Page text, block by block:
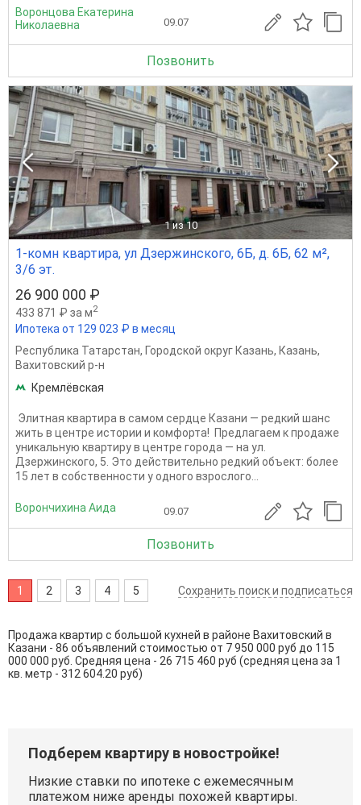
Воронцова Екатерина
Николаевна
09.07
Позвонить
1 из 10
1-комн квартира, ул Дзержинского, 6Б, д. 6Б, 62 м²,
3/6 эт.
26 900 000 ₽
433 871 ₽ за м2
Ипотека от 129 023 ₽ в месяц
Республика Татарстан, Городской округ Казань, Казань,
Вахитовский р-н
Кремлёвская
️ Элитная квартира в самом сердце Казани — редкий шанс
жить в центре истории и комфорта! ️ Предлагаем к продаже
уникальную квартиру в центре города — на ул.
Дзержинского, 5. Это действительно редкий объект: более
15 лет в собственности у одного взрослого...
Ворончихина Аида 09.07
Позвонить
1 2 3 4 5 Сохранить поиск и подписаться
Продажа квартир с большой кухней в районе Вахитовский в
Казани - 86 объявлений стоимостью от 7 950 000 руб до 115
000 000 руб. Средняя цена - 26 715 460 руб (средняя цена за 1
кв. метр - 312 604.20 руб)
Подберем квартиру в новостройке!
Низкие ставки по ипотеке с ежемесячным
платежом ниже аренды похожей квартиры.